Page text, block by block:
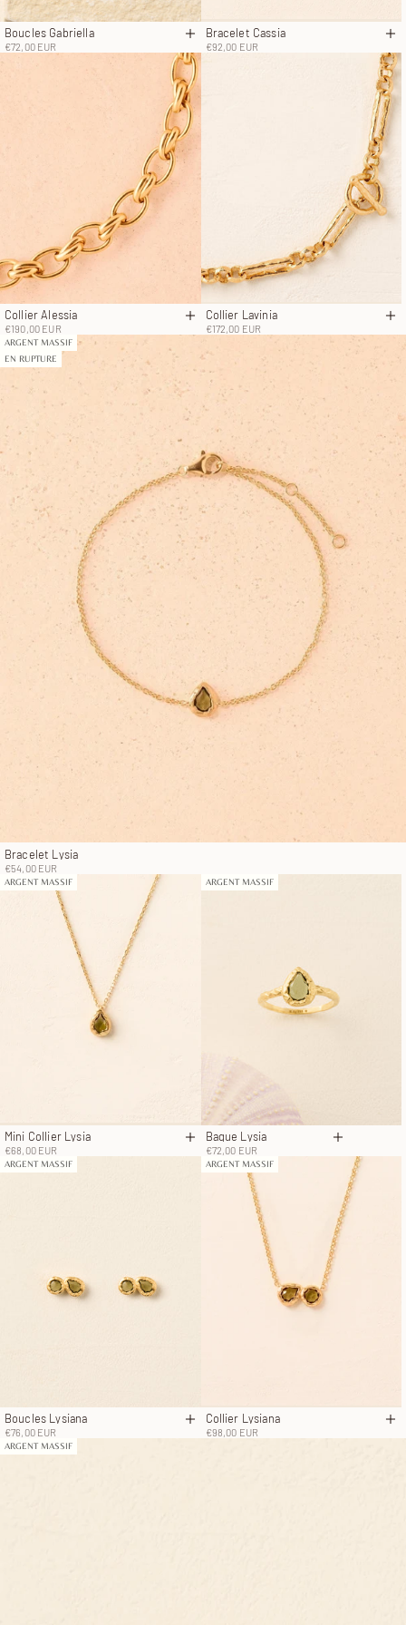
Boucles Gabriella
Prix de vente
€72,00 EUR Ajouter au panier
Bracelet Cassia
Prix de vente
€92,00 EUR
Collier Alessia
Prix de vente
€190,00 EUR Ajouter au panier
Collier Lavinia
Prix de vente
€172,00 EUR
ARGENT MASSIF
EN RUPTURE
Bracelet Lysia
Prix de vente
€54,00 EUR
ARGENT MASSIF
Mini Collier Lysia
Prix de vente
€68,00 EUR Ajouter au panier
ARGENT MASSIF
Bague Lysia
Prix de vente
€72,00 EUR Choisir
ARGENT MASSIF
Boucles Lysiana
Prix de vente
€76,00 EUR Ajouter au panier
ARGENT MASSIF
Collier Lysiana
Prix de vente
€98,00 EUR
ARGENT MASSIF